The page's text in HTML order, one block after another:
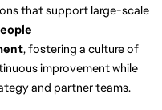
that support large-scale
, fostering a culture of
improvement while
and partner teams.